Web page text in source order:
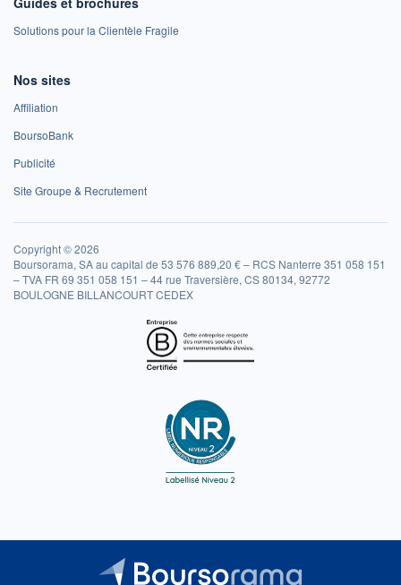
Solutions pour la Clientèle Fragile
Nos sites
Affiliation
BoursoBank
Publicité
Site Groupe & Recrutement
Copyright © 2026
Boursorama, SA au capital de 53 576 889,20 € – RCS Nanterre 351 058 151
– TVA FR 69 351 058 151 – 44 rue Traversière, CS 80134, 92772
BOULOGNE BILLANCOURT CEDEX